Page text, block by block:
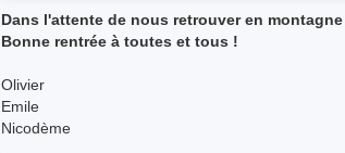
Dans l'attente de nous retrouver en
Bonne rentrée à toutes et tous !
Olivier
Emile
Nicodème